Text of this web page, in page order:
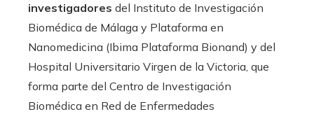
investigadores del Instituto de Investigación
Biomédica de Málaga y Plataforma en
Nanomedicina (Ibima Plataforma Bionand) y del
Hospital Universitario Virgen de la Victoria, que
forma parte del Centro de Investigación
Biomédica en Red de Enfermedades